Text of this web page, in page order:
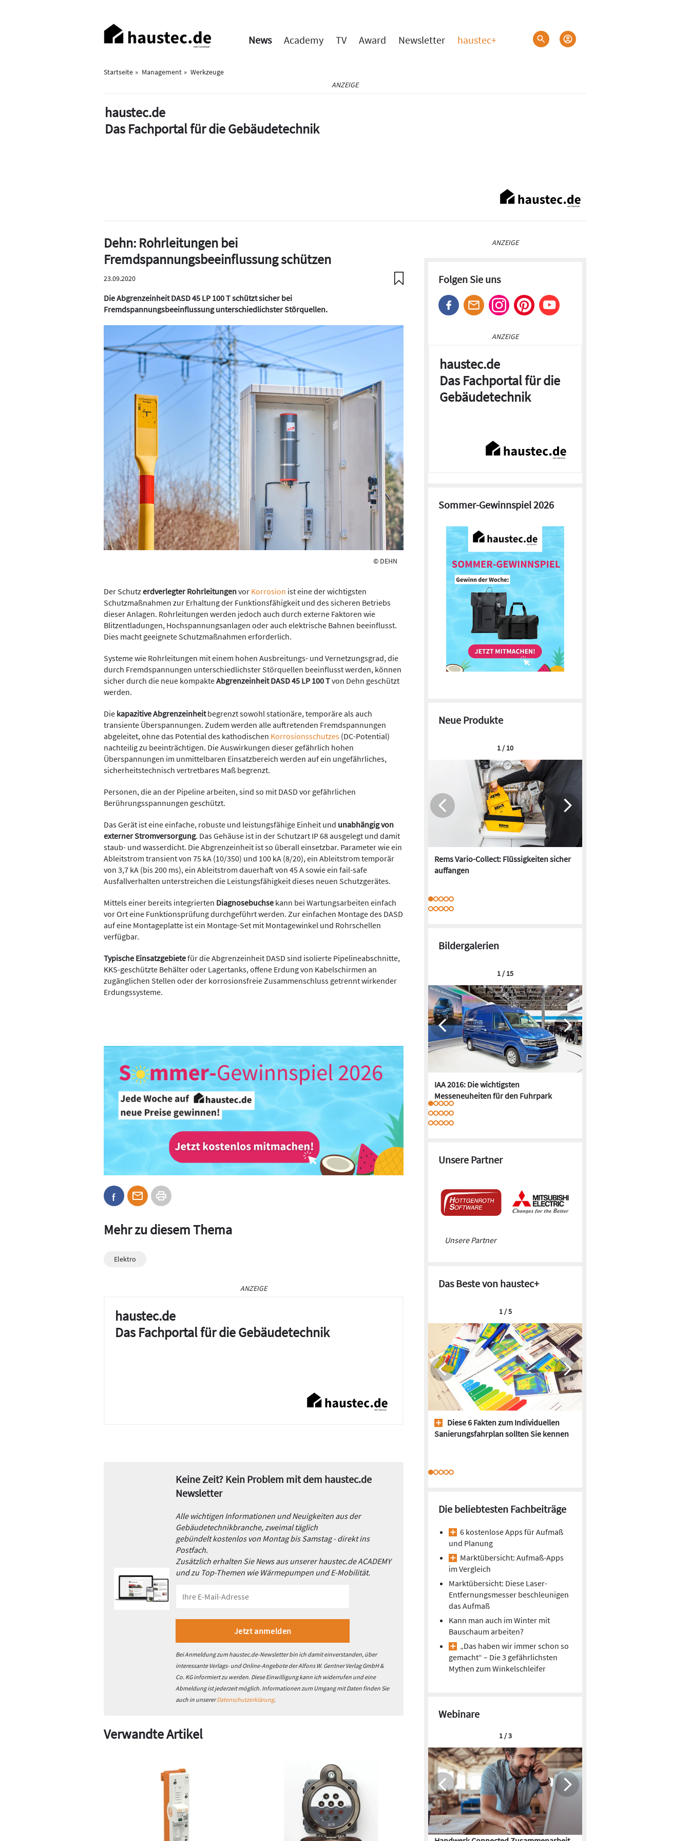
Haupt-
Navigation
News Academy TV Award Newsletter haustec+
Startseite Management
Werkzeuge
ANZEIGE
haustec.de
Das Fachportal für die Gebäudetechnik
Dehn: Rohrleitungen bei
Fremdspannungsbeeinflussung schützen
23.09.2020
Die Abgrenzeinheit DASD 45 LP 100 T schützt sicher bei
Fremdspannungsbeeinflussung unterschiedlichster Störquellen.
© DEHN
Der Schutzerdverlegter Rohrleitungenvor Korrosion ist eine der wichtigsten
Schutzmaßnahmen zur Erhaltung der Funktionsfähigkeit und des sicheren Betriebs
dieser Anlagen. Rohrleitungen werden jedoch auch durch externe Faktoren wie
Blitzentladungen, Hochspannungsanlagen oder auch elektrische Bahnen beeinflusst.
Dies macht geeignete Schutzmaßnahmen erforderlich.
Systeme wie Rohrleitungen mit einem hohen Ausbreitungs- und Vernetzungsgrad, die
durch Fremdspannungen unterschiedlichster Störquellen beeinflusst werden, können
sicher durch die neue kompakteAbgrenzeinheit DASD 45 LP 100 Tvon Dehn geschützt
werden.
Die kapazitive Abgrenzeinheitbegrenzt sowohl stationäre, temporäre als auch
transiente Überspannungen. Zudem werden alle auftretenden Fremdspannungen
abgeleitet, ohne das Potential des kathodischen Korrosionsschutzes (DC-Potential)
nachteilig zu beeinträchtigen. Die Auswirkungen dieser gefährlich hohen
Überspannungen im unmittelbaren Einsatzbereich werden auf ein ungefährliches,
sicherheitstechnisch vertretbares Maß begrenzt.
Personen, die an der Pipeline arbeiten, sind so mit DASD vor gefährlichen
Berührungsspannungen geschützt.
Das Gerät ist eine einfache, robuste und leistungsfähige Einheit und unabhängig von
externer Stromversorgung. Das Gehäuse ist in der Schutzart IP 68 ausgelegt und damit
staub- und wasserdicht. Die Abgrenzeinheit ist so überall einsetzbar. Parameter wie ein
Ableitstrom transient von 75 kA (10/350) und 100 kA (8/20), ein Ableitstrom temporär
von 3,7 kA (bis 200 ms), ein Ableitstrom dauerhaft von 45 A sowie ein fail-safe
Ausfallverhalten unterstreichen die Leistungsfähigkeit dieses neuen Schutzgerätes.
Mittels einer bereits integrierten Diagnosebuchse kann bei Wartungsarbeiten einfach
vor Ort eine Funktionsprüfung durchgeführt werden. Zur einfachen Montage des DASD
auf eine Montageplatte ist ein Montage-Set mit Montagewinkel und Rohrschellen
verfügbar.
Typische Einsatzgebietefür die Abgrenzeinheit DASD sind isolierte Pipelineabschnitte,
KKS-geschützte Behälter oder Lagertanks, offene Erdung von Kabelschirmen an
zugänglichen Stellen oder der korrosionsfreie Zusammenschluss getrennt wirkender
Erdungssysteme.
Mehr zu diesem Thema
Elektro
ANZEIGE
haustec.de
Das Fachportal für die Gebäudetechnik
Keine Zeit? Kein Problem mit dem haustec.de
Newsletter
Alle wichtigen Informationen und Neuigkeiten aus der
Gebäudetechnikbranche, zweimal täglich
gebündelt kostenlos von Montag bis Samstag - direkt ins
Postfach.
Zusätzlich erhalten Sie News aus unserer haustec.de ACADEMY
und zu Top-Themen wie Wärmepumpen und E-Mobilität.
Bei Anmeldung zum haustec.de-Newsletter bin ich damit einverstanden, über
interessante Verlags- und Online-Angebote der Alfons W. Gentner Verlag GmbH &
Co. KG informiert zu werden. Diese Einwilligung kann ich widerrufen und eine
Abmeldung ist jederzeit möglich. Informationen zum Umgang mit Daten finden Sie
auch in unsererDatenschutzerklärung.
Verwandte Artikel
ANZEIGE
Folgen Sie uns
ANZEIGE
haustec.de
Das Fachportal für die
Gebäudetechnik
Sommer-Gewinnspiel 2026
Neue Produkte
Rems Vario-Collect: Flüssigkeiten sicher
auffangen
1 / 10
Bildergalerien
IAA 2016: Die wichtigsten
Messeneuheiten für den Fuhrpark
1 / 15
Unsere Partner
Unsere Partner
Das Beste von haustec+
Diese 6 Fakten zum Individuellen
Sanierungsfahrplan sollten Sie kennen
1 / 5
Die beliebtesten Fachbeiträge
6 kostenlose Apps für Aufmaß
und Planung
Marktübersicht: Aufmaß-Apps
im Vergleich
Marktübersicht: Diese Laser-
Entfernungsmesser beschleunigen
das Aufmaß
Kann man auch im Winter mit
Bauschaum arbeiten?
„Das haben wir immer schon so
gemacht“ – Die 3 gefährlichsten
Mythen zum Winkelschleifer
Webinare
1 / 3